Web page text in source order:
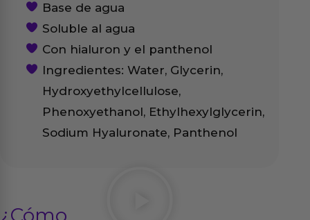
Base de agua
Soluble al agua
Con hialuron y el panthenol
Ingredientes: Water, Glycerin,
Hydroxyethylcellulose,
Phenoxyethanol, Ethylhexylglycerin,
Sodium Hyaluronate, Panthenol
¿Cómo